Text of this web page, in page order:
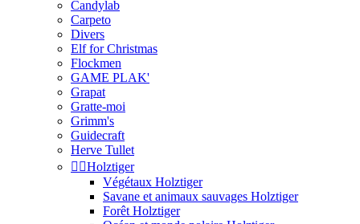
Candylab
Carpeto
Divers
Elf for Christmas
Flockmen
GAME PLAK'
Grapat
Gratte-moi
Grimm's
Guidecraft
Herve Tullet
 Holztiger
Végétaux Holztiger
Savane et animaux sauvages Holztiger
Forêt Holztiger